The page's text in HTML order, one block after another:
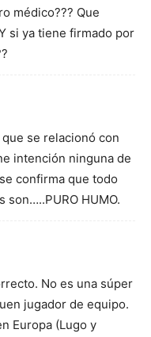
médico??? Que
si ya tiene firmado por
se relacionó con
intención ninguna de
confirma que todo
son…..PURO HUMO.
No es una súper
jugador de equipo.
Europa (Lugo y